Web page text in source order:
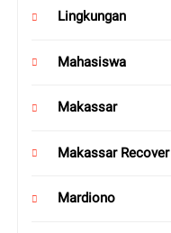
Lingkungan
Mahasiswa
Makassar
Makassar Recover
Mardiono